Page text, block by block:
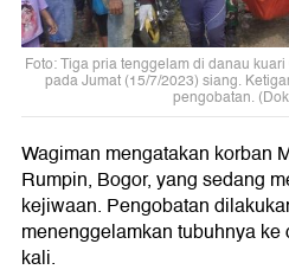
Foto: Tiga pria tenggelam di danau
pada Jumat (15/7/2023) siang.
pengobatan.
Wagiman mengatakan korban
Rumpin, Bogor, yang sedang
kejiwaan. Pengobatan
menenggelamkan tubuhnya
kali.